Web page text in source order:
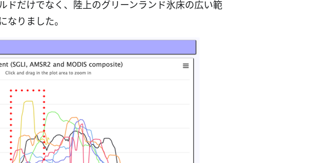
ドだけでなく、陸上のグリーンランド氷床の広い範
りました。